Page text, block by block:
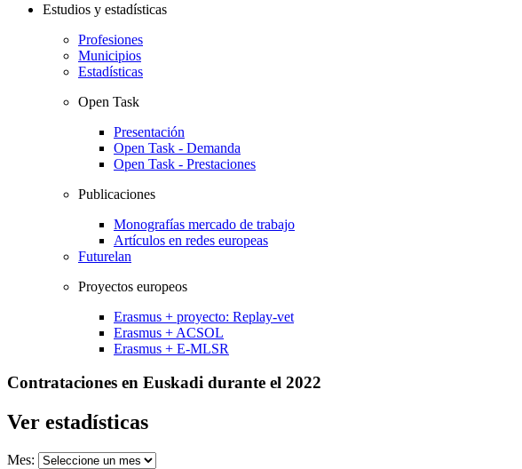
Estudios y estadísticas
Profesiones
Municipios
Estadísticas
Open Task
Presentación
Open Task - Demanda
Open Task - Prestaciones
Publicaciones
Monografías mercado de trabajo
Artículos en redes europeas
Futurelan
Proyectos europeos
Erasmus + proyecto: Replay-vet
Erasmus + ACSOL
Erasmus + E-MLSR
Contrataciones en Euskadi durante el 2022
Ver estadísticas
Mes: